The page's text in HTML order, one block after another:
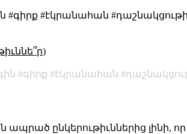
#գիրք #էկրանահան
գիրք էկրանահան
ապրած ընկերութիւններից լինի,